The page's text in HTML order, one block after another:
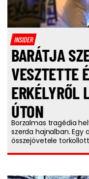
INSIDER
BARÁTJA
VESZTETTE
ERKÉLYRŐL
ÚTON
Borzalmas tragédia
szerda hajnalban.
összejövetele